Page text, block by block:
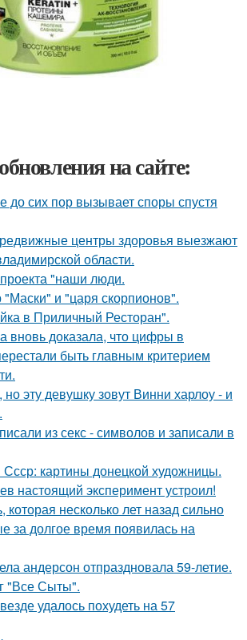
на сайте:
до сих пор вызывает споры спустя
центры здоровья выезжают
области.
"наши люди.
и "царя скорпионов".
в Приличный Ресторан".
вновь доказала, что цифры в
быть главным критерием
но эту девушку зовут Винни харлоу - и
из секс - символов и записали в
картины донецкой художницы.
настоящий эксперимент устроил!
несколько лет назад сильно
за долгое время появилась на
андерсон отпраздновала 59-летие.
"Все Сыты".
удалось похудеть на 57